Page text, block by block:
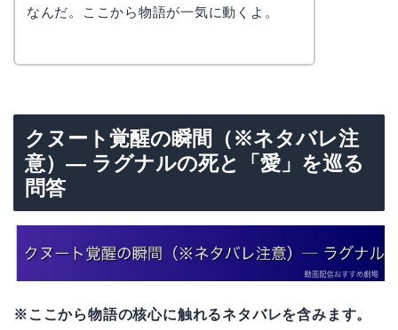
なんだ。ここから物語が一気に動くよ。
クヌート覚醒の瞬間（※ネタバレ注
意）— ラグナルの死と「愛」を巡る
問答
※ここから物語の核心に触れるネタバレを含みます。